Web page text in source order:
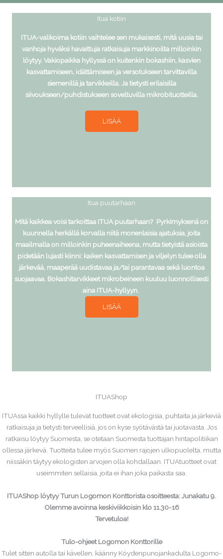
Itua kotiin
ITUA-valikoima kotiin vaihtelee sen mukaisesti, mitä uusia tai
vanhoja hyväksi havaittuja ratkaisuja markkinoilta milloinkin
löytyy. Vakiopaikka hyllyssä on kuitenkin bokashiin, kasvien
kasvattamiseen, idättämiseen ja versotukseen tarvittavilla
siemenillä ja tarvikkeilla. Ja tietysti erilaisilla
siivoukseen/puhdistukseen soveltuvilla mikrobituotteilla.
LISÄÄ
Itua puutarhaan
Mitä kaikkea voisi tarkoittaa ITUA puutarhaan? Pyrkimyksenä on
kuunnella herkällä korvalla niitä monenlaisia ajatuksia, joita
maailmalla on milloinkin puheenaiheena, mutta tietyistä asioista
pidetään lujasti kiinni: kaiken kasvattamisen ja viljelyn tulee olla
järkevää, maaperää uudistavaa ja/tai parantavaa sekä luontoa
suojaavaa. Bokashitarvikkeet mikrobeineen kuuluu luonnollisesti
aina ITUA-hyllyyn.
LISÄÄ
ITUAShop
ITUAssa kaikki hyllylle tulevat tuotteet ovat ekologisia, puhtaita ja järkeviä
ratkaisuja ja tietysti terveellisiä, jos on kyse syötävästä tai juotavasta. Jos
ratkaisu löytyy Suomesta, se otetaan Suomesta tuottajan hintapolitiikan
ollessa järkevä. Tuotteita tulee myös Suomen rajojen ulkopuolelta, mutta
niissäkin täytyy ekologisten arvojen olla kohdallaan. ITUAtuotteet ovat
useimmiten sellaisia, joita ei ihan joka paikasta saa.
ITUAShop löytyy Turun Logomon Konttorista osoitteesta: Junakatu 9.
Olemme avoinna keskiviikkoisin klo 11.30-16
Tervetuloa!
Tulo-ohjeet Logomon Konttorille
Tulet sitten autolla tai kävellen, käänny Köydenpunojankadulta Logomo-